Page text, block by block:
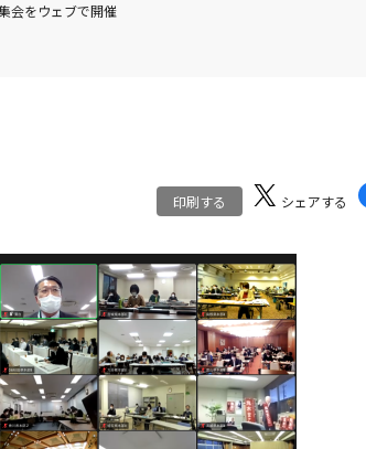
会をウェブで開催
印刷する シェアする